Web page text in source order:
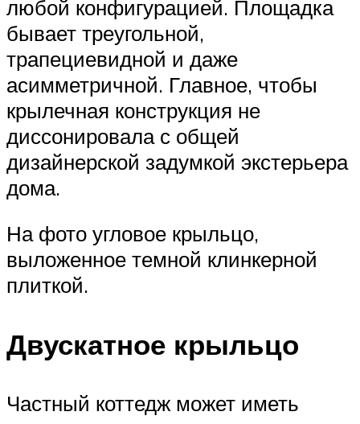
любой конфигурацией. Площадка
бывает треугольной,
трапециевидной и даже
асимметричной. Главное, чтобы
крылечная конструкция не
диссонировала с общей
дизайнерской задумкой экстерьера
дома.
На фото угловое крыльцо,
выложенное темной клинкерной
плиткой.
Двускатное крыльцо
Частный коттедж может иметь